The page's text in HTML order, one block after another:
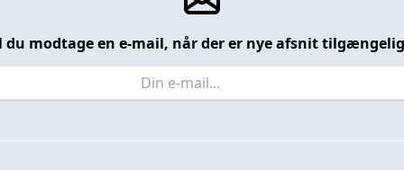
du modtage en e-mail, når der er nye afsnit